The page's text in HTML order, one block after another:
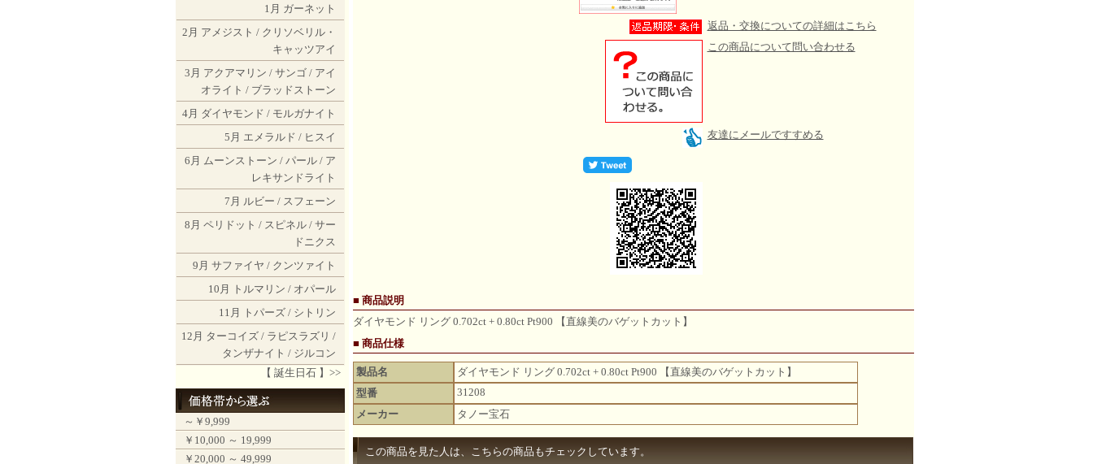
1月 ガーネット
2月 アメジスト / クリソベリル・
キャッツアイ
3月 アクアマリン / サンゴ/ アイ
オライト / ブラッドストーン
4月 ダイヤモンド / モルガナイト
5月 エメラルド / ヒスイ
6月 ムーンストーン / パール/ ア
レキサンドライト
7月 ルビー / スフェーン
8月 ペリドット / スピネル/ サー
ドニクス
9月 サファイヤ / クンツァイト
10月
トルマリン / オパール
11月
トパーズ/ シトリン
12月 ターコイズ/ ラピスラズリ /
タンザナイト / ジルコン
【 誕生日石 】>>
～￥9,999
￥10,000 ～ 19,999
￥20,000 ～ 49,999
返品・交換についての詳細はこちら
この商品について問い合わせる
友達にメールですすめる
■ 商品説明
ダイヤモンド リング 0.702ct + 0.80ct Pt900 【直線美のバゲットカット】
■ 商品仕様
製品名
ダイヤモンド リング 0.702ct + 0.80ct Pt900 【直線美のバゲットカット】
型番
31208
メーカー
タノー宝石
この商品を見た人は、こちらの商品もチェックしています。